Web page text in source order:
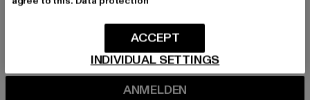
ANMELDEN
INDIVIDUAL SETTINGS
ACCEPT